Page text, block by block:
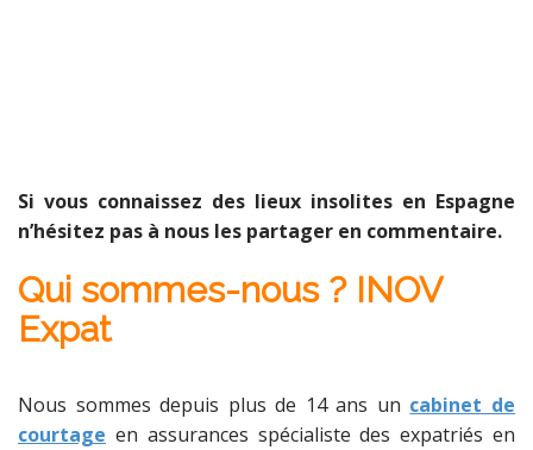
Si vous connaissez des lieux insolites en Espagne
n’hésitez pas à nous les partager en commentaire.
Qui sommes-nous ? INOV
Expat
Nous sommes depuis plus de 14 ans un cabinet de
courtage en assurances spécialiste des expatriés en